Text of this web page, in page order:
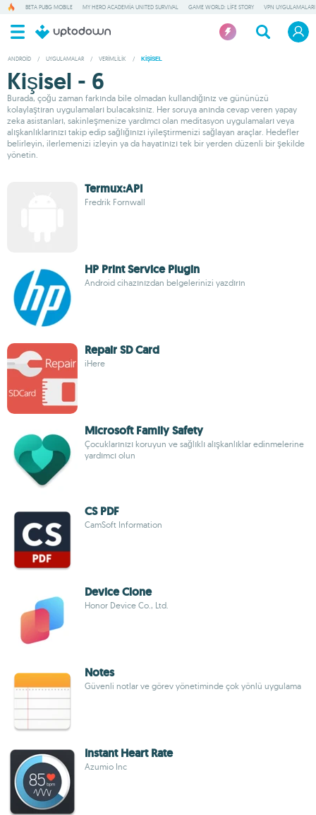
BETA PUBG MOBILE MY HERO ACADEMIA UNITED SURVIVAL GAME WORLD: LIFE STORY VPN UYGULAMALARI
ANDROID / UYGULAMALAR / VERIMLILIK / KIŞISEL
Kişisel - 6
Burada, çoğu zaman farkında bile olmadan kullandığınız ve gününüzü
kolaylaştıran uygulamaları bulacaksınız. Her soruya anında cevap veren yapay
zeka asistanları, sakinleşmenize yardımcı olan meditasyon uygulamaları veya
alışkanlıklarınızı takip edip sağlığınızı iyileştirmenizi sağlayan araçlar. Hedefler
belirleyin, ilerlemenizi izleyin ya da hayatınızı tek bir yerden düzenli bir şekilde
yönetin.
Termux:API
Fredrik Fornwall
HP Print Service Plugin
Android cihazınızdan belgelerinizi yazdırın
Repair SD Card
iHere
Microsoft Family Safety
Çocuklarınızı koruyun ve sağlıklı alışkanlıklar edinmelerine
yardımcı olun
CS PDF
CamSoft Information
Device Clone
Honor Device Co., Ltd.
Notes
Güvenli notlar ve görev yönetiminde çok yönlü uygulama
Instant Heart Rate
Azumio Inc